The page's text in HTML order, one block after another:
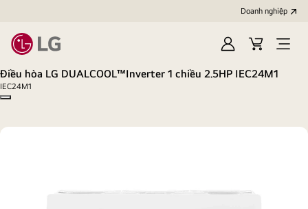
Doanh nghiệp
Đăng
nhập
Giỏ
hàng
Open
Điều hòa LG DUALCOOL™Inverter 1 chiều 2.5HP IEC24M1
IEC24M1
Copy model name